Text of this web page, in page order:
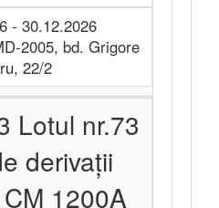
- 30.12.2026
2005, bd. Grigore
22/2
Lotul nr.73
derivații
1200A